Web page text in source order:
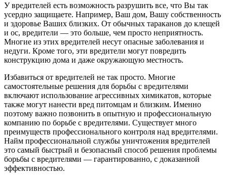
У вредителей есть возможность разрушить все, что Вы так
усердно защищаете. Например, Ваш дом, Вашу собственность
и здоровье Ваших близких. От обычных тараканов до клещей
и ос, вредители — это больше, чем просто неприятность.
Многие из этих вредителей несут опасные заболевания и
недуги. Кроме того, эти вредители могут повредить
конструкцию дома и даже окружающую местность.
Избавиться от вредителей не так просто. Многие
самостоятельные решения для борьбы с вредителями
включают использование агрессивных химикатов, которые
также могут нанести вред питомцам и близким. Именно
поэтому важно позвонить в опытную и профессиональную
компанию по борьбе с вредителями. Существует много
преимуществ профессионального контроля над вредителями.
Найм профессиональной службы уничтожения вредителей
это самый быстрый и безопасный способ решения проблемы
борьбы с вредителями — гарантированно, с доказанной
эффективностью.